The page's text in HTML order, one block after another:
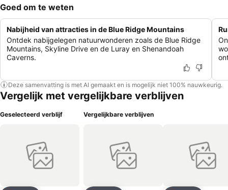
Goed om te weten
Nabijheid van attracties in de Blue Ridge Mountains
Ontdek nabijgelegen natuurwonderen zoals de Blue Ridge
Mountains, Skyline Drive en de Luray en Shenandoah
Caverns.
Deze samenvatting is met AI gemaakt en is mogelijk niet 100% nauwkeurig.
Vergelijk met vergelijkbare verblijven
Geselecteerd verblijf Vergelijkbare verblijven